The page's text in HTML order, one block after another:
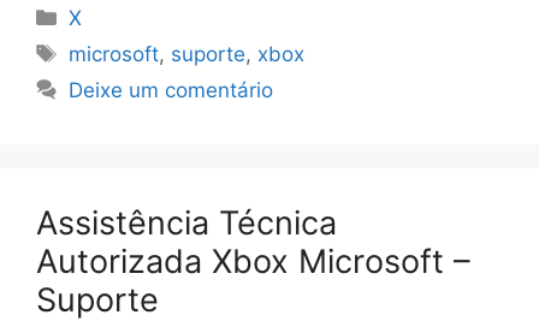
Categorias
X
Tags
microsoft, suporte, xbox
Deixe um comentário
Assistência Técnica
Autorizada Xbox Microsoft –
Suporte